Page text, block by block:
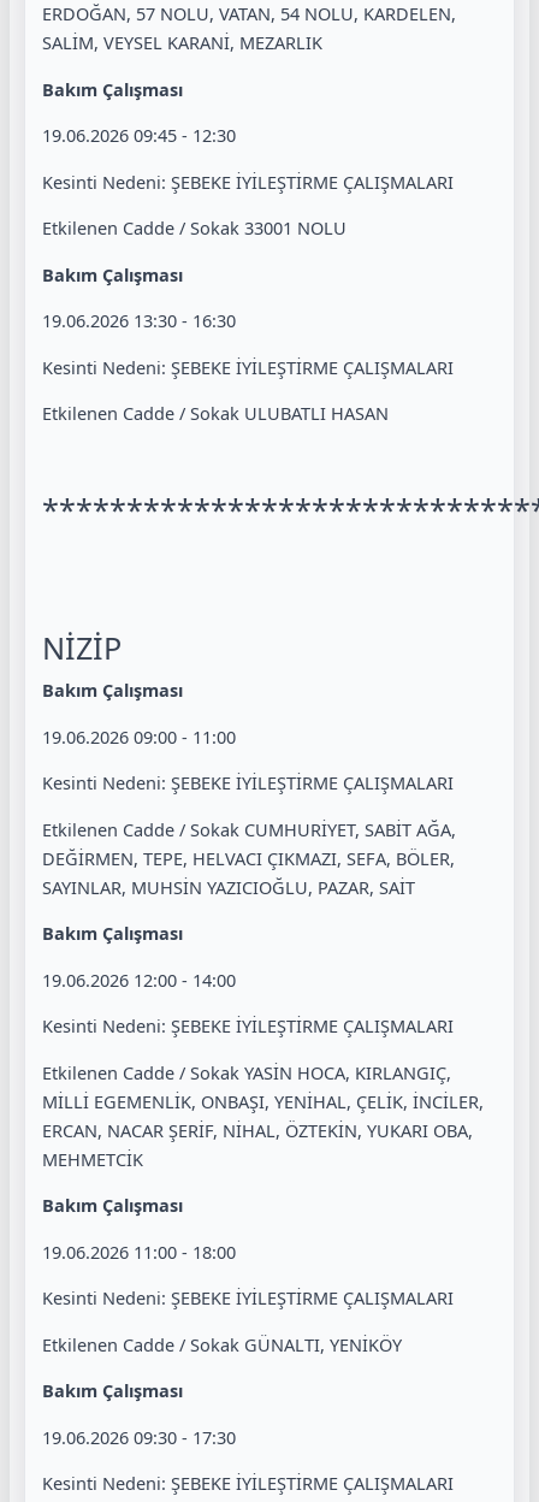
ERDOĞAN, 57 NOLU, VATAN, 54 NOLU, KARDELEN,
SALİM, VEYSEL KARANİ, MEZARLIK
Bakım Çalışması
19.06.2026 09:45 - 12:30
Kesinti Nedeni: ŞEBEKE İYİLEŞTİRME ÇALIŞMALARI
Etkilenen Cadde / Sokak 33001 NOLU
Bakım Çalışması
19.06.2026 13:30 - 16:30
Kesinti Nedeni: ŞEBEKE İYİLEŞTİRME ÇALIŞMALARI
Etkilenen Cadde / Sokak ULUBATLI HASAN
NİZİP
Bakım Çalışması
19.06.2026 09:00 - 11:00
Kesinti Nedeni: ŞEBEKE İYİLEŞTİRME ÇALIŞMALARI
Etkilenen Cadde / Sokak CUMHURİYET, SABİT AĞA,
DEĞİRMEN, TEPE, HELVACI ÇIKMAZI, SEFA, BÖLER,
SAYINLAR, MUHSİN YAZICIOĞLU, PAZAR, SAİT
Bakım Çalışması
19.06.2026 12:00 - 14:00
Kesinti Nedeni: ŞEBEKE İYİLEŞTİRME ÇALIŞMALARI
Etkilenen Cadde / Sokak YASİN HOCA, KIRLANGIÇ,
MİLLİ EGEMENLİK, ONBAŞI, YENİHAL, ÇELİK, İNCİLER,
ERCAN, NACAR ŞERİF, NİHAL, ÖZTEKİN, YUKARI OBA,
MEHMETCİK
Bakım Çalışması
19.06.2026 11:00 - 18:00
Kesinti Nedeni: ŞEBEKE İYİLEŞTİRME ÇALIŞMALARI
Etkilenen Cadde / Sokak GÜNALTI, YENİKÖY
Bakım Çalışması
19.06.2026 09:30 - 17:30
Kesinti Nedeni: ŞEBEKE İYİLEŞTİRME ÇALIŞMALARI